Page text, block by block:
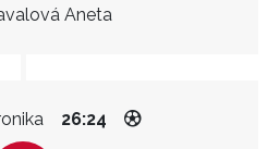
Aneta
26:24